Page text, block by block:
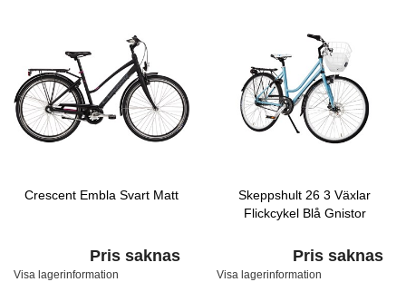
Crescent Embla Svart Matt
Pris saknas
Visa lagerinformation
Skeppshult 26 3 Växlar
Flickcykel Blå Gnistor
Pris saknas
Visa lagerinformation